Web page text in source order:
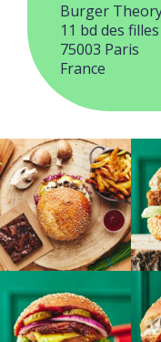
Burger
11 bd des
75003 Paris
France